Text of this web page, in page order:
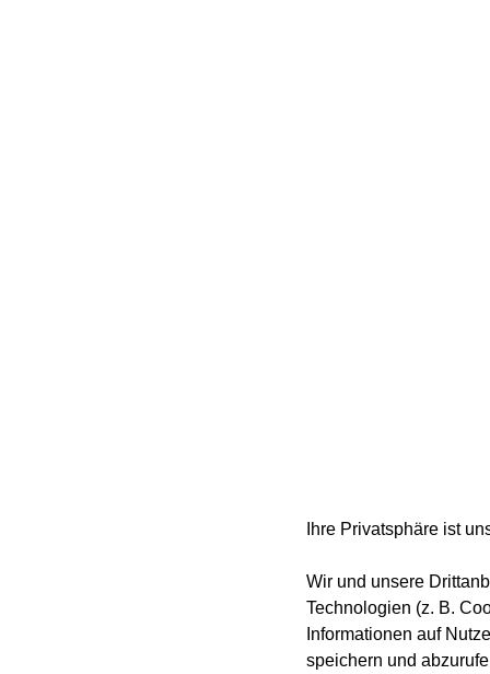
Ihre Privatsphäre ist
Wir und unsere
Technologien (z. B.
Informationen auf
speichern und